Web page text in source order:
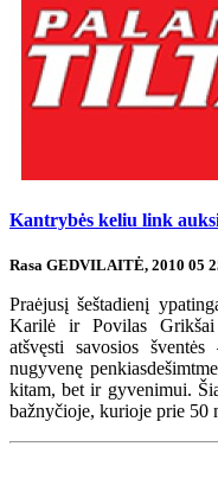
Kantrybės keliu link
Rasa GEDVILAITĖ, 2010 05
Praėjusį šeštadienį
Karilė ir Povilas Grikšai
atšvęsti savosios
nugyvenę
kitam, bet ir gyvenimui.
bažnyčioje, kurioje prie 50